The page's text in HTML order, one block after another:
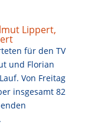
Lippert,
für den TV
und Florian
Von Freitag
insgesamt 82